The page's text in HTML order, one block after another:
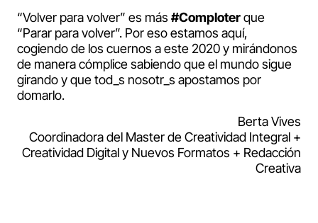
“Volver para volver” es más #Comploterque
“Parar para volver”. Por eso estamos aquí,
cogiendo de los cuernos a este 2020 y mirándonos
de manera cómplice sabiendo que el mundo sigue
girando y que tod_s nosotr_s apostamos por
domarlo.
Berta Vives
Coordinadora del Master de Creatividad Integral +
Creatividad Digital y Nuevos Formatos + Redacción
Creativa